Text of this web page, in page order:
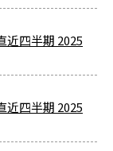
近四半期 2025
近四半期 2025